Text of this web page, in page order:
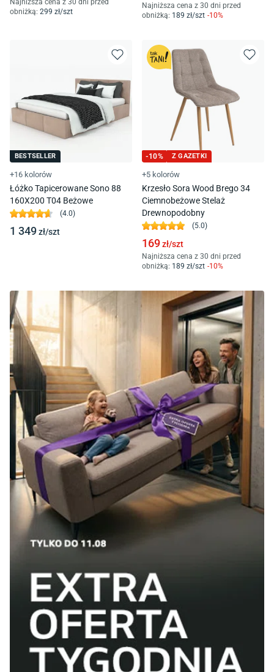
Najniższa cena z 30 dni przed
obniżką: 299 zł/szt
Najniższa cena z 30 dni przed
obniżką: 189 zł/szt -10%
BESTSELLER
+16 kolorów
Łóżko Tapicerowane Sono 88
160X200 T04 Beżowe
(4.0)
1 349zł/szt
-10% Z GAZETKI
+5 kolorów
Krzesło Sora Wood Brego 34
Ciemnobeżowe Stelaż
Drewnopodobny
(5.0)
169zł/szt
Najniższa cena z 30 dni przed
obniżką: 189 zł/szt -10%